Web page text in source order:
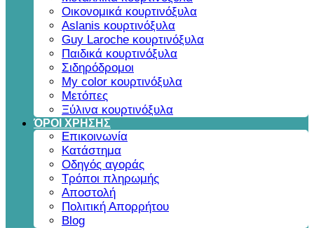
Οικονομικά κουρτινόξυλα
Aslanis κουρτινόξυλα
Guy Laroche κουρτινόξυλα
Παιδικά κουρτινόξυλα
Σιδηρόδρομοι
My color κουρτινόξυλα
Μετόπες
Ξύλινα κουρτινόξυλα
ΌΡΟΙ ΧΡΗΣΗΣ
Επικοινωνία
Κατάστημα
Οδηγός αγοράς
Τρόποι πληρωμής
Αποστολή
Πολιτική Απορρήτου
Blog